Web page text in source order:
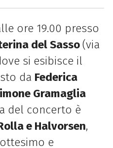
ore 19.00 presso
del Sasso(via
si esibisce il
da Federica
Gramaglia
del concerto è
e Halvorsen,
e